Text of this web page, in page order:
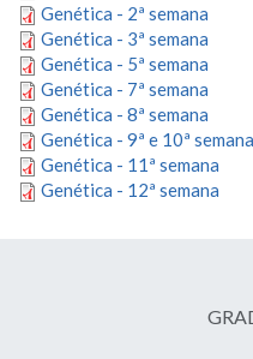
Genética - 2ª semana
Genética - 3ª semana
Genética - 5ª semana
Genética - 7ª semana
Genética - 8ª semana
Genética - 9ª e 10ª
Genética - 11ª semana
Genética - 12ª semana